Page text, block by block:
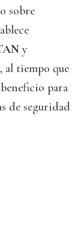
sobre
y
, al tiempo que
para
de seguridad